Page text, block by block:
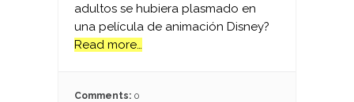
adultos se hubiera plasmado en
una película de animación Disney?
Read more…
Comments: 0